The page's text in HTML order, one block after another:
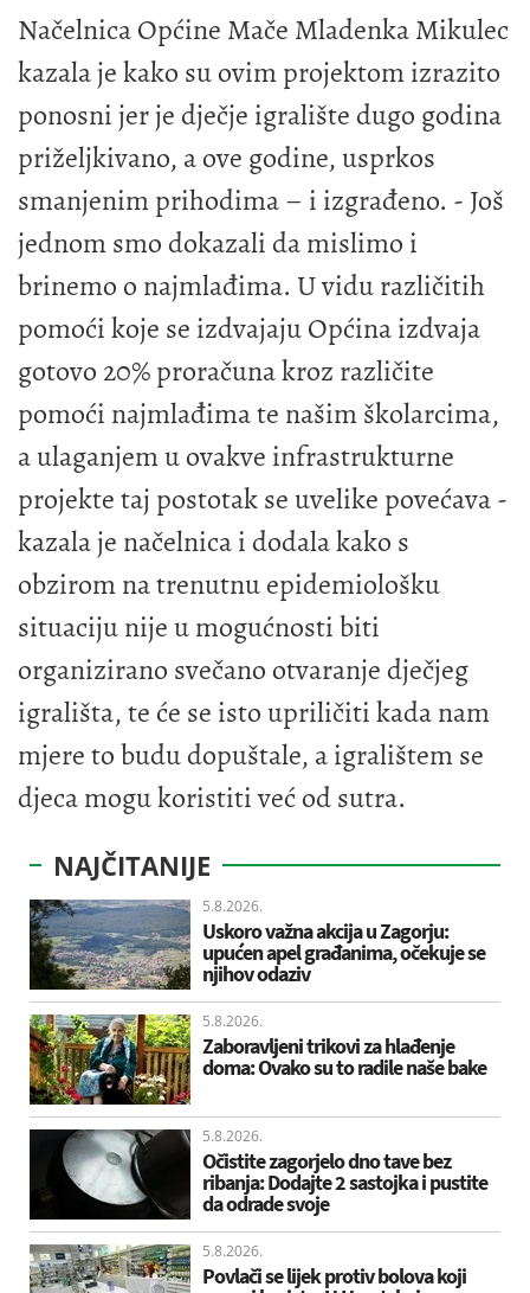
Načelnica Općine Mače Mladenka Mikulec
kazala je kako su ovim projektom izrazito
ponosni jer je dječje igralište dugo godina
priželjkivano, a ove godine, usprkos
smanjenim prihodima – i izgrađeno. - Još
jednom smo dokazali da mislimo i
brinemo o najmlađima. U vidu različitih
pomoći koje se izdvajaju Općina izdvaja
gotovo 20% proračuna kroz različite
pomoći najmlađima te našim školarcima,
a ulaganjem u ovakve infrastrukturne
projekte taj postotak se uvelike povećava -
kazala je načelnica i dodala kako s
obzirom na trenutnu epidemiološku
situaciju nije u mogućnosti biti
organizirano svečano otvaranje dječjeg
igrališta, te će se isto upriličiti kada nam
mjere to budu dopuštale, a igralištem se
djeca mogu koristiti već od sutra.
NAJČITANIJE
5.8.2026.
Uskoro važna akcija u Zagorju:
upućen apel građanima, očekuje se
njihov odaziv
5.8.2026.
Zaboravljeni trikovi za hlađenje
doma: Ovako su to radile naše bake
5.8.2026.
Očistite zagorjelo dno tave bez
ribanja: Dodajte 2 sastojka i pustite
da odrade svoje
5.8.2026.
Povlači se lijek protiv bolova koji